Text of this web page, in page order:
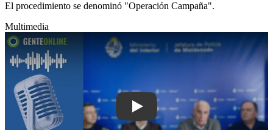
El procedimiento se denominó "Operación Campaña".
Multimedia
Play: En Uruguay hay más de un